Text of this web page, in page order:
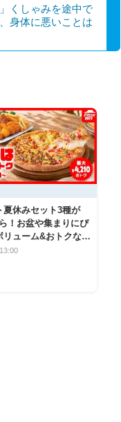
くしゃみを途中で
身体に悪いことは
夏休みセット3種が
！お盆や集まりにぴ
リューム&おトクな期
ー